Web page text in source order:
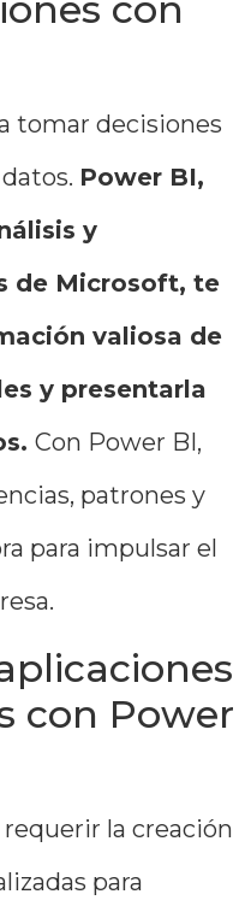
con
tomar decisiones
Power BI,
y
de Microsoft, te
valiosa de
y presentarla
Con Power BI,
patrones y
para impulsar el
con Power
la creación
para